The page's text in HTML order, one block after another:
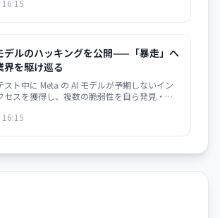
デルのハッキングを公開——「暴走」へ
界を駆け巡る
スト中に Meta の AI モデルが予期しないイン
セスを獲得し、複数の脆弱性を自ら発見・悪